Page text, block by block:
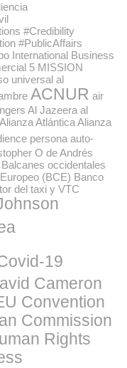
#Credibility
#PublicAffairs
International Business
5 MISSION
universal al
ACNUR air
Al Jazeera al
Alianza AtlánticaAlianza
persona auto-
O de Andrés
Balcanes occidentales
(BCE) Banco
del taxi y VTC
19
Cameron
Convention
Commission
Rights